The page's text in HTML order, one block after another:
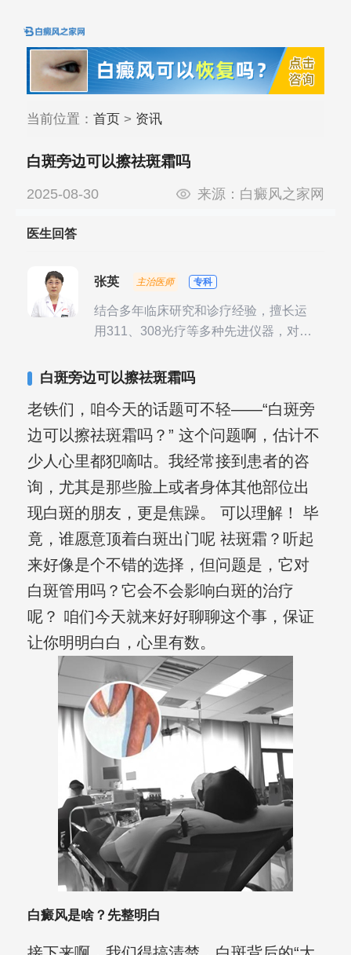
当前位置： 首页> 资讯
白斑旁边可以擦祛斑霜吗
2025-08-30 来源： 白癜风之家网
医生回答
张英 主治医师 专科
结合多年临床研究和诊疗经验，擅长运
用311、308光疗等多种先进仪器，对不
其对女性银屑病、顽固性银屑病、全身
验。
白斑旁边可以擦祛斑霜吗
老铁们，咱今天的话题可不轻——“白斑旁
边可以擦祛斑霜吗？” 这个问题啊，估计不
少人心里都犯嘀咕。我经常接到患者的咨
询，尤其是那些脸上或者身体其他部位出
现白斑的朋友，更是焦躁。 可以理解！ 毕
竟，谁愿意顶着白斑出门呢 祛斑霜？听起
来好像是个不错的选择，但问题是，它对
白斑管用吗？它会不会影响白斑的治疗
呢？ 咱们今天就来好好聊聊这个事，保证
让你明明白白，心里有数。
白癜风是啥？先整明白